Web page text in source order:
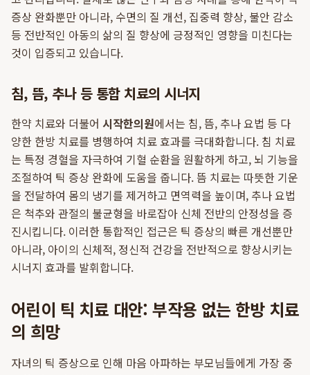
증상 완화뿐만 아니라, 수면의 질 개선, 집중력 향상, 불안 감소
등 전반적인 아동의 삶의 질 향상에 긍정적인 영향을 미친다는
것이 입증되고 있습니다.
침, 뜸, 추나 등 통합 치료의 시너지
한약 치료와 더불어 시작한의원에서는 침, 뜸, 추나 요법 등 다
양한 한방 치료를 병행하여 치료 효과를 극대화합니다. 침 치료
는 특정 경혈을 자극하여 기혈 순환을 원활하게 하고, 뇌 기능을
조절하여 틱 증상 완화에 도움을 줍니다. 뜸 치료는 따뜻한 기운
을 전달하여 몸의 냉기를 제거하고 면역력을 높이며, 추나 요법
은 척추와 관절의 불균형을 바로잡아 신체 전반의 안정성을 증
진시킵니다. 이러한 통합적인 접근은 틱 증상의 빠른 개선뿐만
아니라, 아이의 신체적, 정신적 건강을 전반적으로 향상시키는
시너지 효과를 발휘합니다.
어린이 틱 치료 대안: 부작용 없는 한방 치료
의 희망
자녀의 틱 증상으로 인해 마음 아파하는 부모님들에게 가장 중